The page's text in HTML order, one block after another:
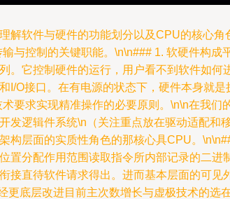
解软件与硬件的功能划分以及CPU的核心
与控制的关键职能。\n\n### 1. 软硬件构
。它控制硬件的运行，用户看不到软件如
I/O接口。在有电源的状态下，硬件本身就
要求实现精准操作的必要原则。\n\n在我
发逻辑件系统\n（关注重点放在驱动适配
构层面的实质性角色的那核心具CPU。
置分配作用范围读取指令所内部记录的二
接直待软件请求得出。进而基本层面的可
更底层改进目前主次数增长与虚极技术的